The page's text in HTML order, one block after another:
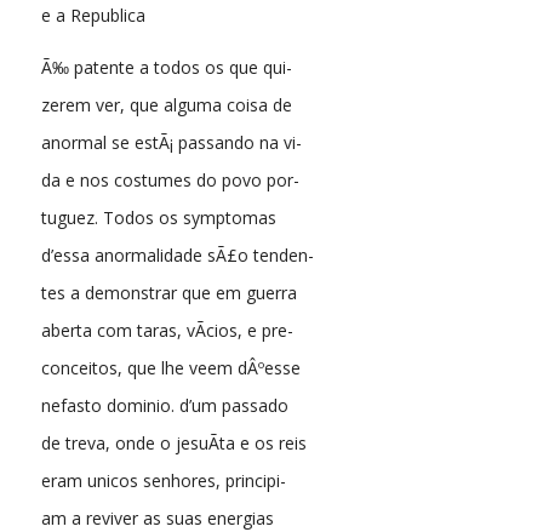
e a Republica
Ã‰ patente a todos os que qui-
zerem ver, que alguma coisa de
anormal se estÃ¡ passando na vi-
da e nos costumes do povo por-
tuguez. Todos os symptomas
d’essa anormalidade sÃ£o tenden-
tes a demonstrar que em guerra
aberta com taras, vÃ­cios, e pre-
conceitos, que lhe veem dÂºesse
nefasto dominio. d’um passado
de treva, onde o jesuÃ­ta e os reis
eram unicos senhores, principi-
am a reviver as suas energias